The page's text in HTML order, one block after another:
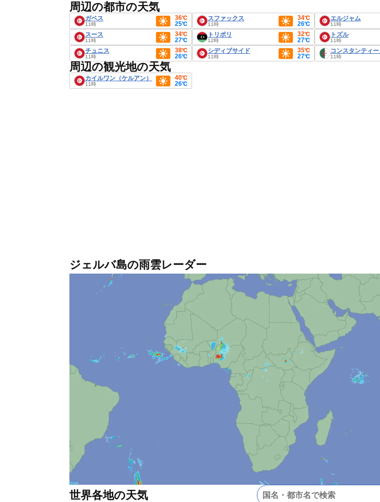
周辺の都市の天気
ガベス
11時
36℃
25℃
スファックス
11時
34℃
26℃
エルジャム
11時
スース
11時
34℃
27℃
トリポリ
12時
32℃
27℃
トズル
11時
チュニス
11時
38℃
26℃
シディブサイド
11時
35℃
27℃
コンスタンティー
11時
周辺の観光地の天気
カイルワン（ケルアン）
11時
40℃
26℃
ジェルバ島の雨雲レーダー
世界各地の天気